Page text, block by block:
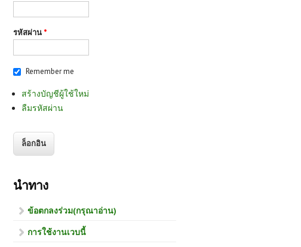
รหัสผ่าน *
Remember me
สร้างบัญชีผู้ใช้ใหม่
ลืมรหัสผ่าน
นำทาง
ข้อตกลงร่วม(กรุณาอ่าน)
การใช้งานเวบนี้